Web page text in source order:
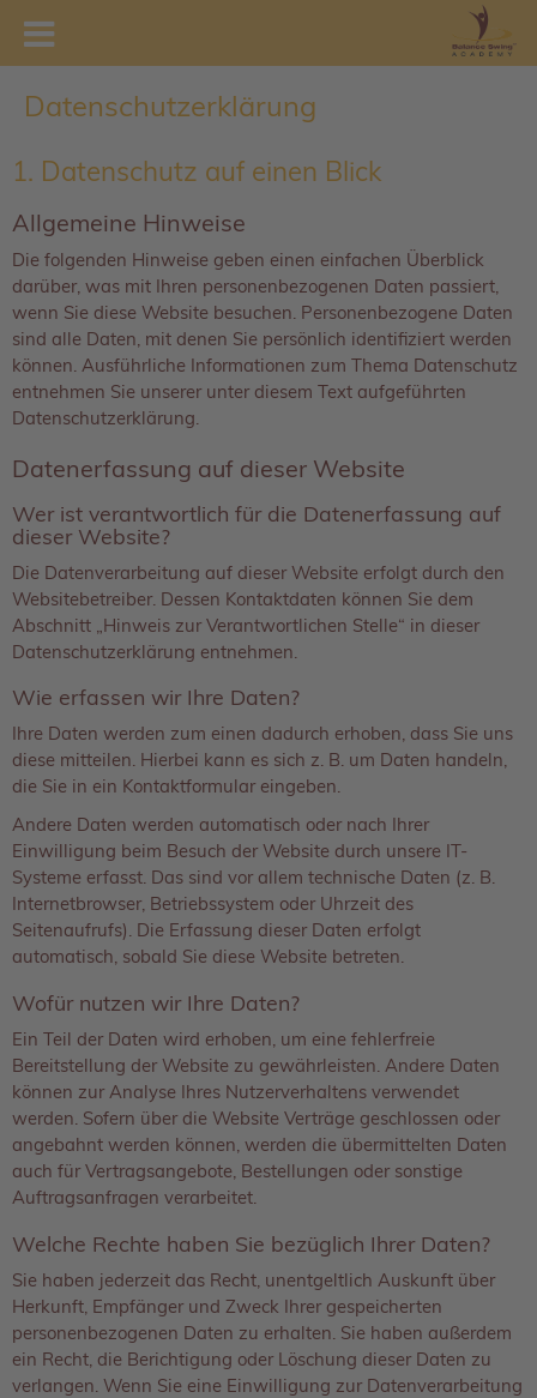
Datenschutzerklärung
1. Datenschutz auf einen Blick
Allgemeine Hinweise
Die folgenden Hinweise geben einen einfachen Überblick
darüber, was mit Ihren personenbezogenen Daten passiert,
wenn Sie diese Website besuchen. Personenbezogene Daten
sind alle Daten, mit denen Sie persönlich identifiziert werden
können. Ausführliche Informationen zum Thema Datenschutz
entnehmen Sie unserer unter diesem Text aufgeführten
Datenschutzerklärung.
Datenerfassung auf dieser Website
Wer ist verantwortlich für die Datenerfassung auf
dieser Website?
Die Datenverarbeitung auf dieser Website erfolgt durch den
Websitebetreiber. Dessen Kontaktdaten können Sie dem
Abschnitt „Hinweis zur Verantwortlichen Stelle“ in dieser
Datenschutzerklärung entnehmen.
Wie erfassen wir Ihre Daten?
Ihre Daten werden zum einen dadurch erhoben, dass Sie uns
diese mitteilen. Hierbei kann es sich z. B. um Daten handeln,
die Sie in ein Kontaktformular eingeben.
Andere Daten werden automatisch oder nach Ihrer
Einwilligung beim Besuch der Website durch unsere IT-
Systeme erfasst. Das sind vor allem technische Daten (z. B.
Internetbrowser, Betriebssystem oder Uhrzeit des
Seitenaufrufs). Die Erfassung dieser Daten erfolgt
automatisch, sobald Sie diese Website betreten.
Wofür nutzen wir Ihre Daten?
Ein Teil der Daten wird erhoben, um eine fehlerfreie
Bereitstellung der Website zu gewährleisten. Andere Daten
können zur Analyse Ihres Nutzerverhaltens verwendet
werden. Sofern über die Website Verträge geschlossen oder
angebahnt werden können, werden die übermittelten Daten
auch für Vertragsangebote, Bestellungen oder sonstige
Auftragsanfragen verarbeitet.
Welche Rechte haben Sie bezüglich Ihrer Daten?
Sie haben jederzeit das Recht, unentgeltlich Auskunft über
Herkunft, Empfänger und Zweck Ihrer gespeicherten
personenbezogenen Daten zu erhalten. Sie haben außerdem
ein Recht, die Berichtigung oder Löschung dieser Daten zu
verlangen. Wenn Sie eine Einwilligung zur Datenverarbeitung